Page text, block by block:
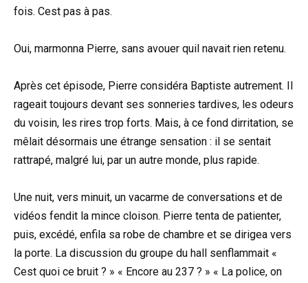
fois. Cest pas à pas.
Oui, marmonna Pierre, sans avouer quil navait rien retenu.
Après cet épisode, Pierre considéra Baptiste autrement. Il
rageait toujours devant ses sonneries tardives, les odeurs
du voisin, les rires trop forts. Mais, à ce fond dirritation, se
mêlait désormais une étrange sensation : il se sentait
rattrapé, malgré lui, par un autre monde, plus rapide.
Une nuit, vers minuit, un vacarme de conversations et de
vidéos fendit la mince cloison. Pierre tenta de patienter,
puis, excédé, enfila sa robe de chambre et se dirigea vers
la porte. La discussion du groupe du hall senflammait «
Cest quoi ce bruit ? » « Encore au 237 ? » « La police, on